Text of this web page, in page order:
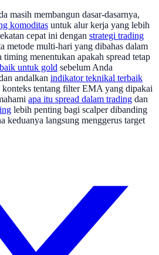
masih membangun dasar-dasarnya,
komoditas untuk alur kerja yang lebih
cepat ini dengan strategi trading
metode multi-hari yang dibahas dalam
timing menentukan apakah spread tetap
untuk gold sebelum Anda
andalkan indikator teknikal terbaik
tentang filter EMA yang dipakai
apa itu spread dalam trading dan
lebih penting bagi scalper dibanding
keduanya langsung menggerus target